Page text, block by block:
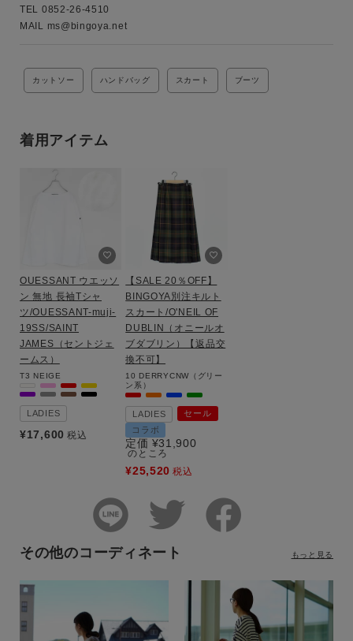
TEL 0852-26-4510
MAIL ms@bingoya.net
カットソー ハンドバッグ スカート ブーツ
着用アイテム
OUESSANT ウエッソ
ン 無地 長袖Tシャ
ツ/OUESSANT-muji-
19SS/SAINT
JAMES（セントジェ
ームス）
T3 NEIGE
LADIES
¥17,600 税込
【SALE 20％OFF】
BINGOYA別注キルト
スカート/O'NEIL OF
DUBLIN（オニールオ
ブダブリン）【返品交
換不可】
10
DERRYCNW（グリー
ン系）
LADIES
セール
コラボ
定価 ¥31,900
のところ
¥25,520 税込
その他のコーディネート もっと見る